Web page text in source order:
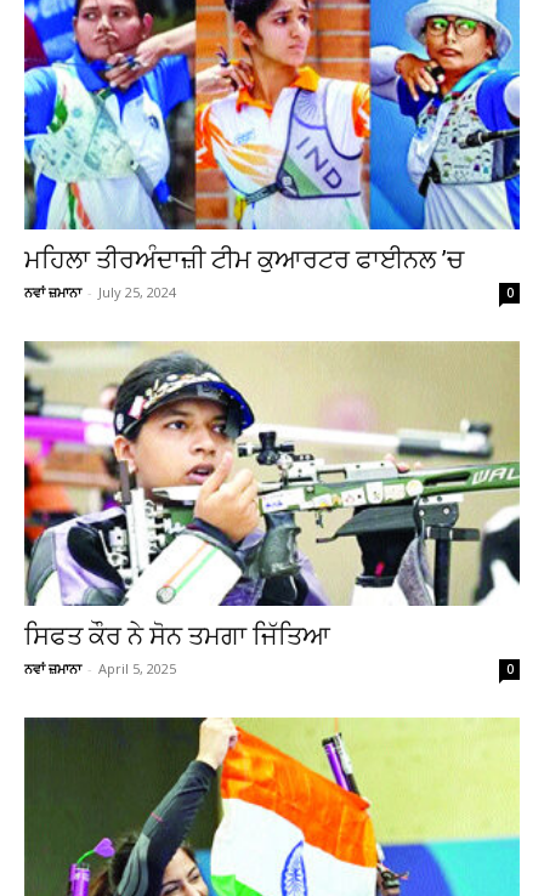
ਮਹਿਲਾ ਤੀਰਅੰਦਾਜ਼ੀ ਟੀਮ ਕੁਆਰਟਰ ਫਾਈਨਲ ’ਚ
ਨਵਾਂ ਜ਼ਮਾਨਾ - July 25, 2024 0
ਸਿਫਤ ਕੌਰ ਨੇ ਸੋਨ ਤਮਗਾ ਜਿੱਤਿਆ
ਨਵਾਂ ਜ਼ਮਾਨਾ - April 5, 2025 0